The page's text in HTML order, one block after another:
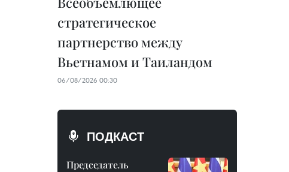
стратегическое
партнерство между
Вьетнамом и Таиландом
06/08/2026 00:30
ПОДКАСТ
Председатель